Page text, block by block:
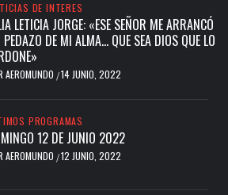
DE INTERES
LETICIA JORGE: «ESE SEÑOR ME ARRANCÓ
PEDAZO DE MI ALMA… QUE SEA DIOS QUE LO
AEROMUNDO /14 JUNIO, 2022
PROGRAMAS
12 DE JUNIO 2022
AEROMUNDO /12 JUNIO, 2022